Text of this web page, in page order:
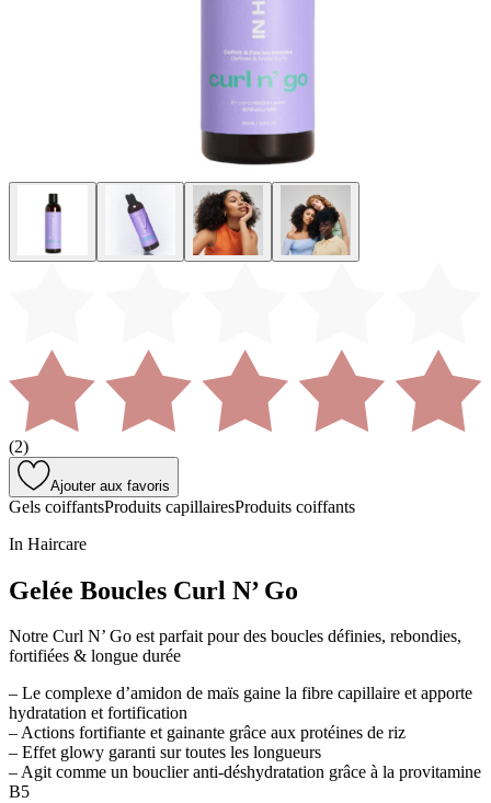
(2)
Ajouter aux favoris
Gels coiffantsProduits capillairesProduits coiffants
In Haircare
Gelée Boucles Curl N’ Go
Notre Curl N’ Go est parfait pour des boucles définies, rebondies,
fortifiées & longue durée
– Le complexe d’amidon de maïs gaine la fibre capillaire et apporte
hydratation et fortification
– Actions fortifiante et gainante grâce aux protéines de riz
– Effet glowy garanti sur toutes les longueurs
– Agit comme un bouclier anti-déshydratation grâce à la provitamine
B5